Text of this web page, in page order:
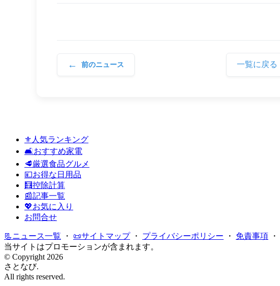
← 前のニュース 一覧に戻る
⚜️人気ランキング
🛋️おすすめ家電
🥩厳選食品グルメ
💴お得な日用品
🧮控除計算
📰記事一覧
💖お気に入り
お問合せ
📃ニュース一覧 ・ 📜サイトマップ・ プライバシーポリシー ・ 免責事項 ・
当サイトはプロモーションが含まれます。
© Copyright 2026
さとなび.
All rights reserved.